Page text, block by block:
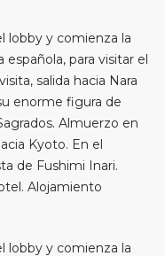
lobby y comienza la
para visitar el
salida hacia Nara
enorme figura de
Almuerzo en
Kyoto. En el
de Fushimi Inari.
Alojamiento
lobby y comienza la